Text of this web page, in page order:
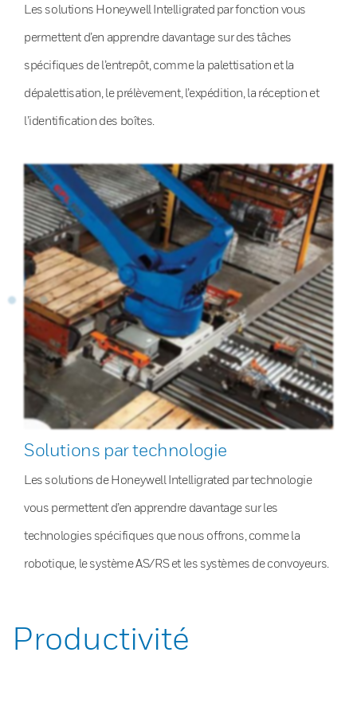
Les solutions Honeywell Intelligrated par fonction vous
permettent d’en apprendre davantage sur des tâches
spécifiques de l’entrepôt, comme la palettisation et la
dépalettisation, le prélèvement, l’expédition, la réception et
l’identification des boîtes.
Solutions par technologie
Les solutions de Honeywell Intelligrated par technologie
vous permettent d’en apprendre davantage sur les
technologies spécifiques que nous offrons, comme la
robotique, le système AS/RS et les systèmes de convoyeurs.
Productivité